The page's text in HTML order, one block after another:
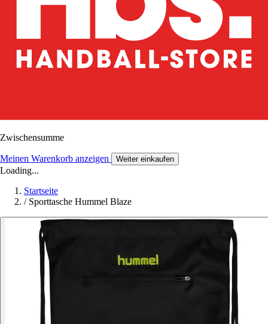
Zwischensumme
Meinen Warenkorb anzeigen Weiter einkaufen
Loading...
Startseite
/ Sporttasche Hummel Blaze